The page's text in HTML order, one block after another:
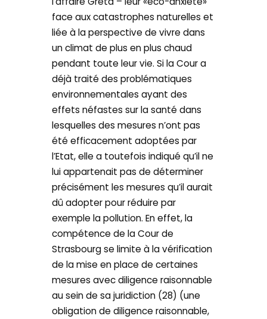
face aux catastrophes naturelles et
liée à la perspective de vivre dans
un climat de plus en plus chaud
pendant toute leur vie. Si la Cour a
déjà traité des problématiques
environnementales ayant des
effets néfastes sur la santé dans
lesquelles des mesures n’ont pas
été efficacement adoptées par
l’Etat, elle a toutefois indiqué qu’il ne
lui appartenait pas de déterminer
précisément les mesures qu’il aurait
dû adopter pour réduire par
exemple la pollution. En effet, la
compétence de la Cour de
Strasbourg se limite à la vérification
de la mise en place de certaines
mesures avec diligence raisonnable
au sein de sa juridiction (28) (une
obligation de diligence raisonnable,